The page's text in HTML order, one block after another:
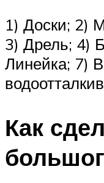
1) Доски; 2)
3) Дрель; 4)
Линейка; 7)
Как